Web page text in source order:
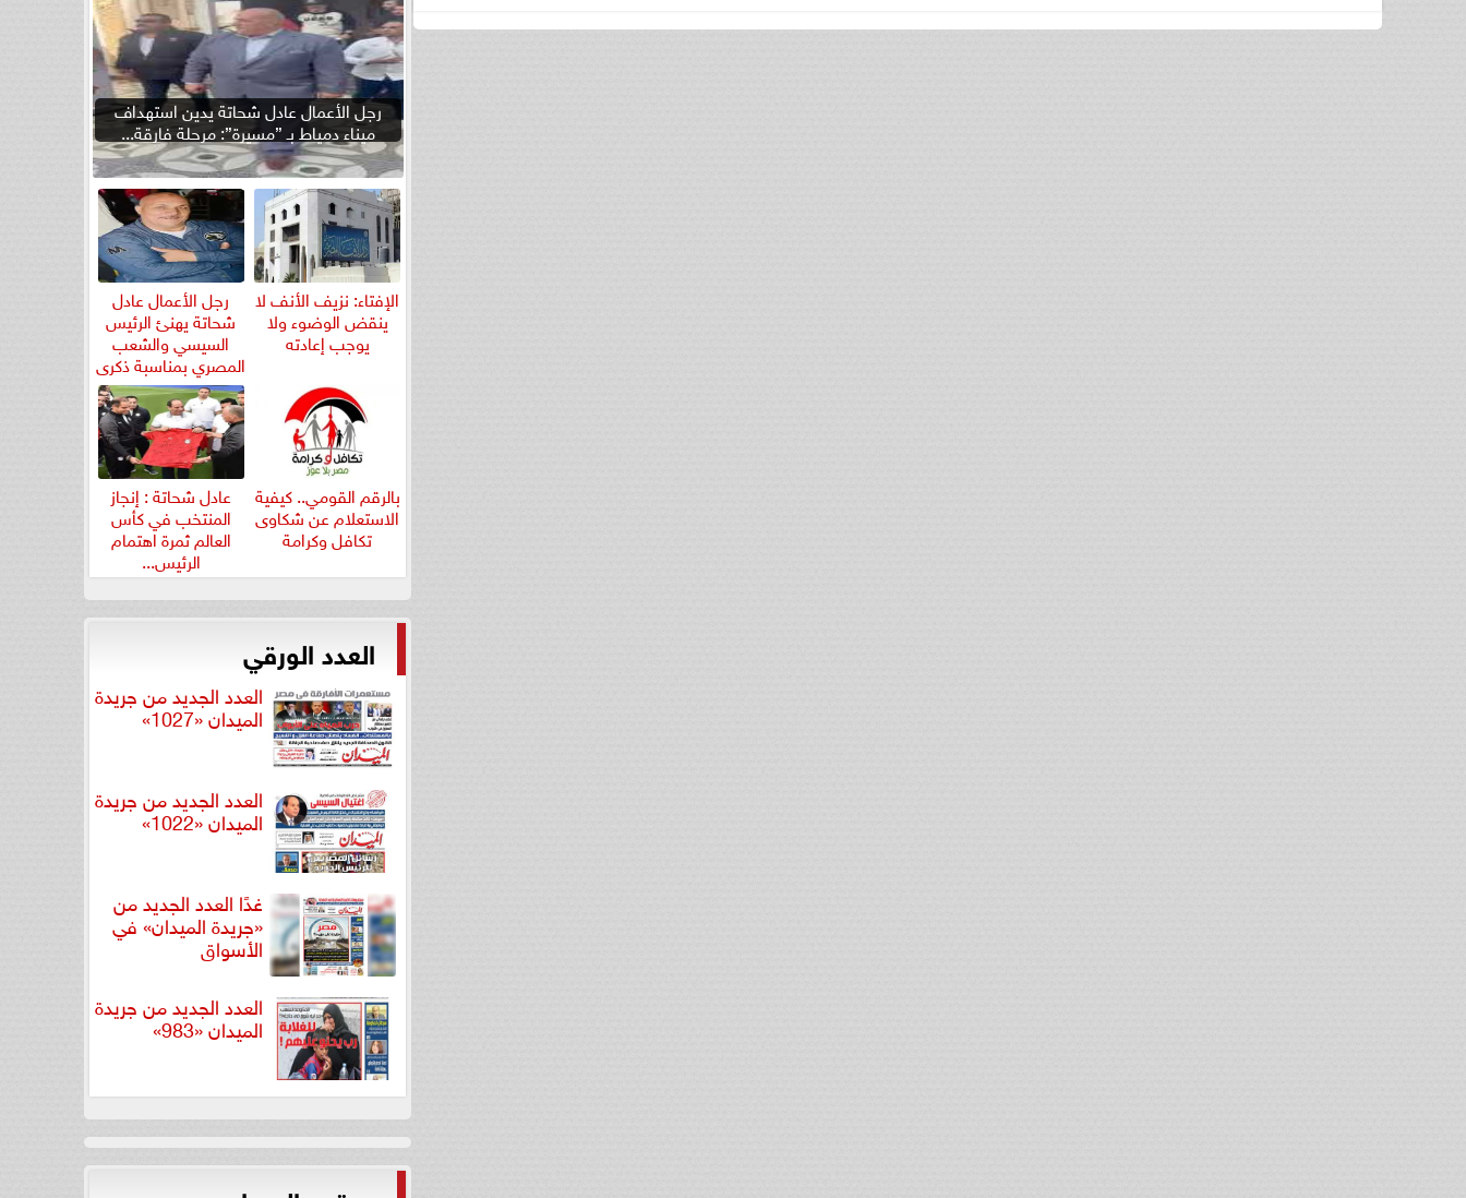
رجل الأعمال عادل شحاتة يدين استهداف
ميناء دمياط بـ ”مسيرة”: مرحلة فارقة...
الإفتاء: نزيف الأنف لا
ينقض الوضوء ولا
يوجب إعادته
رجل الأعمال عادل
شحاتة يهنئ الرئيس
السيسي والشعب
المصري بمناسبة ذكرى
ثورة...
بالرقم القومي.. كيفية
الاستعلام عن شكاوى
تكافل وكرامة
عادل شحاتة : إنجاز
المنتخب في كأس
العالم ثمرة اهتمام
الرئيس...
العدد الورقي
العدد الجديد من جريدة
الميدان «1027»
العدد الجديد من جريدة
الميدان «1022»
غدًا العدد الجديد من
«جريدة الميدان» في
الأسواق
العدد الجديد من جريدة
الميدان «983»